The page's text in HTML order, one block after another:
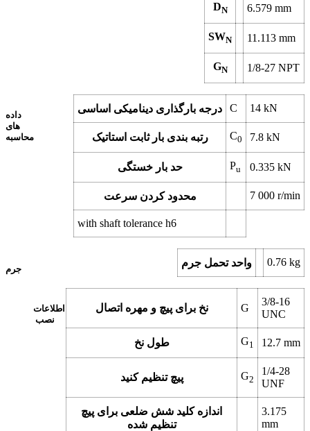
DN 6.579 mm
SWN 11.113 mm
GN 1/8-27 NPT
داده
های
محاسبه
درجه بارگذاری دینامیکی اساسی C 14 kN
رتبه بندی بار ثابت استاتیک C0 7.8 kN
حد بار خستگی Pu 0.335 kN
محدود کردن سرعت 7 000 r/min
with shaft tolerance h6
جرم
واحد تحمل جرم 0.76 kg
اطلاعات
نصب
نخ برای پیچ و مهره اتصال G
3/8-16
UNC
طول نخ G1 12.7 mm
پیچ تنظیم کنید G2
1/4-28
UNF
اندازه کلید شش ضلعی برای پیچ
تنظیم شده
3.175
mm